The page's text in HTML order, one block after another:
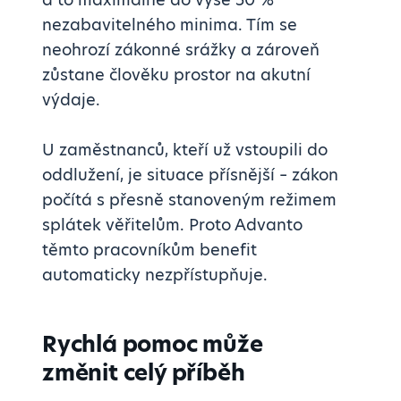
nezabavitelného minima. Tím se
neohrozí zákonné srážky a zároveň
zůstane člověku prostor na akutní
výdaje.
U zaměstnanců, kteří už vstoupili do
oddlužení, je situace přísnější – zákon
počítá s přesně stanoveným režimem
splátek věřitelům. Proto Advanto
těmto pracovníkům benefit
automaticky nezpřístupňuje.
Rychlá pomoc může
změnit celý příběh